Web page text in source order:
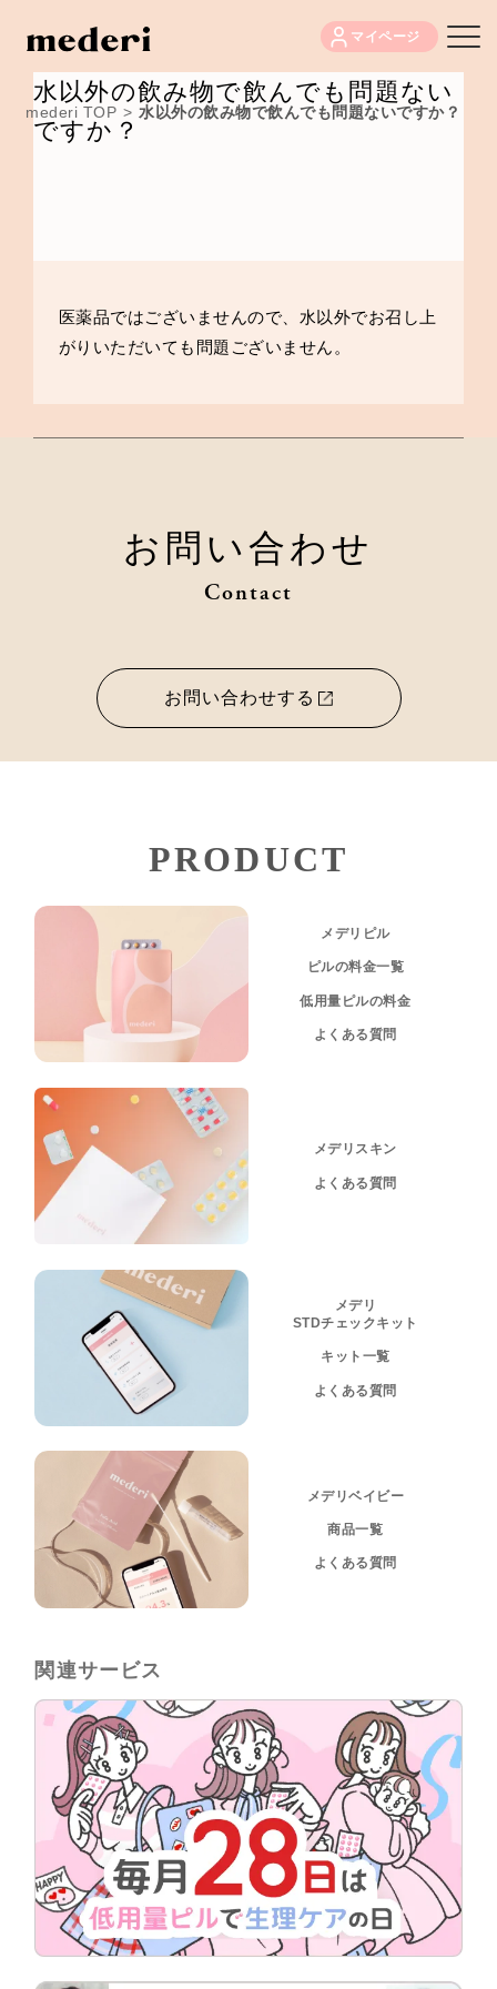
マイページ
mederi TOP > 水以外の飲み物で飲んでも問題ないですか？
水以外の飲み物で飲んでも問題ない
ですか？
医薬品ではございませんので、水以外でお召し上
がりいただいても問題ございません。
お問い合わせ
Contact
お問い合わせする
PRODUCT
メデリピル
ピルの料金一覧
低用量ピルの料金
よくある質問
メデリスキン
よくある質問
メデリ
STDチェックキット
キット一覧
よくある質問
メデリベイビー
商品一覧
よくある質問
関連サービス